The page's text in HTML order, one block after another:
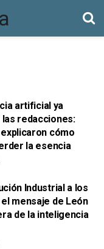
artificial ya
redacciones:
cómo
la esencia
Industrial a los
mensaje de León
de la inteligencia